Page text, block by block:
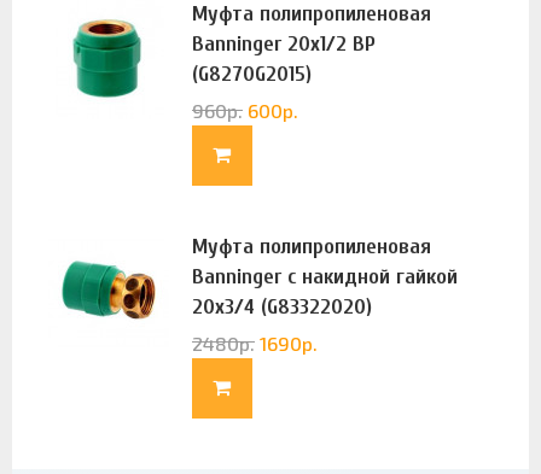
Муфта полипропиленовая
Banninger 20х1/2 ВР
(G8270G2015)
960р. 600р.
Муфта полипропиленовая
Banninger с накидной гайкой
20х3/4 (G83322020)
2480р. 1690р.